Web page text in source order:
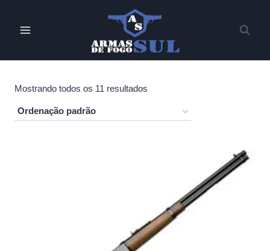
Mostrando todos os 11 resultados